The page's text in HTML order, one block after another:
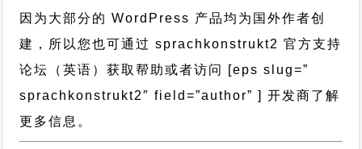
因为大部分的 WordPress 产品均为国外作者创
建，所以您也可通过sprachkonstrukt2 官方支持
论坛
（英语）获取帮助或者访问 [eps slug=”
sprachkonstrukt2″ field=”author” ] 开发商了解
更多信息。